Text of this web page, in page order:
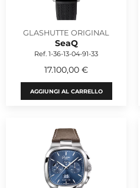
GLASHUTTE ORIGINAL
SeaQ
Ref. 1-36-13-04-91-33
17.100,00 €
AGGIUNGI AL CARRELLO